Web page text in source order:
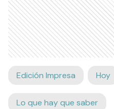
Edición Impresa Hoy
Lo que hay que saber